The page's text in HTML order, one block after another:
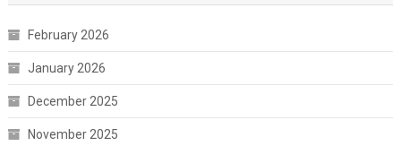
February 2026
January 2026
December 2025
November 2025